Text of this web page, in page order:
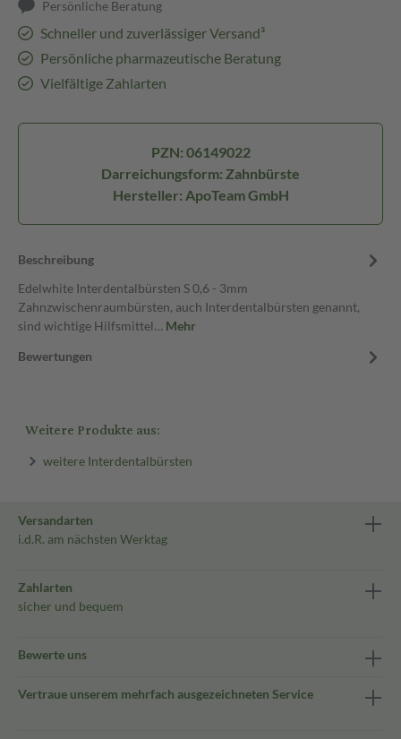
Persönliche Beratung
Schneller und zuverlässiger Versand³
Persönliche pharmazeutische Beratung
Vielfältige Zahlarten
PZN: 06149022
Darreichungsform: Zahnbürste
Hersteller: ApoTeam GmbH
Beschreibung
Edelwhite Interdentalbürsten S 0,6 - 3mm
Zahnzwischenraumbürsten, auch Interdentalbürsten genannt,
sind wichtige Hilfsmittel… Mehr
Bewertungen
Weitere Produkte aus:
weitere Interdentalbürsten
Versandarten
i.d.R. am nächsten Werktag
Zahlarten
sicher und bequem
Bewerte uns
Vertraue unserem mehrfach ausgezeichneten Service